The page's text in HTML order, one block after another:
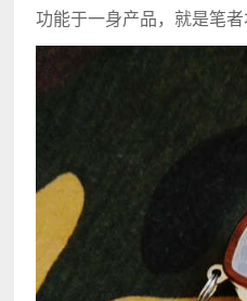
功能于一身产品，就是笔